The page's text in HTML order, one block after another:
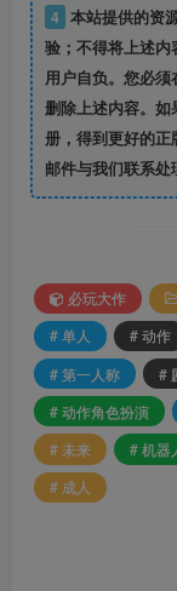
4 本站提供的资
验；不得将上述
用户自负。您必
删除上述内容。
册，得到更好的
邮件与我们联系
必玩大作
# 单人
# 动作
# 第一人称
#
# 动作角色扮演
# 未来
# 机器
# 成人